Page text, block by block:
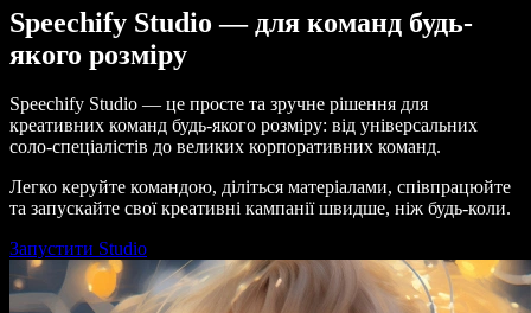
Speechify Studio — для команд будь-
якого розміру
Speechify Studio — це просте та зручне рішення для
креативних команд будь-якого розміру: від універсальних
соло-спеціалістів до великих корпоративних команд.
Легко керуйте командою, діліться матеріалами, співпрацюйте
та запускайте свої креативні кампанії швидше, ніж будь-коли.
Запустити Studio